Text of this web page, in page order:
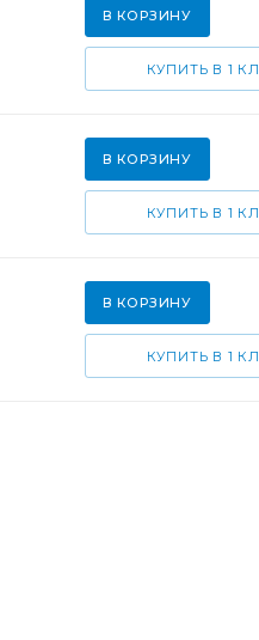
В КОРЗИНУ
КУПИТЬ В 1
В КОРЗИНУ
КУПИТЬ В 1
В КОРЗИНУ
КУПИТЬ В 1